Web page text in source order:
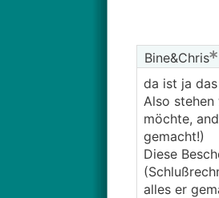
Bine&Chris
da ist ja
Also stehen
möchte,
gemacht!)
Diese
alles er